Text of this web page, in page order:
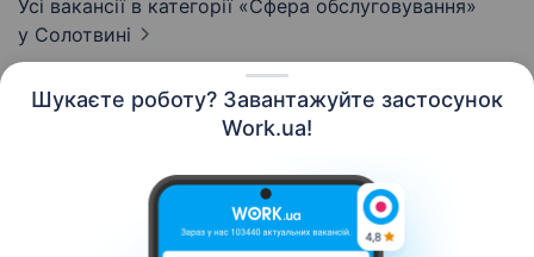
Шукаєте роботу? Завантажуйте застосунок
Work.ua!
Усі вакансії в категорії «Сфера обслуговування»
у Солотвині